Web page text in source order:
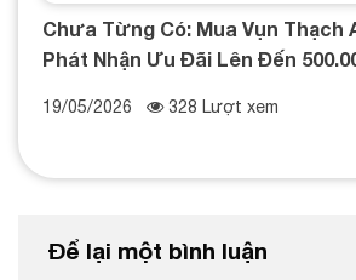
Chưa Từng Có: Mua Vụn Thạch
Phát Nhận Ưu Đãi Lên Đến
19/05/2026 328 Lượt xem
Để lại một bình luận